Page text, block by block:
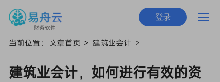
财务软件
登录
当前位置： 文章首页 > 建筑业会计 >
建筑业会计，如何进行有效的资